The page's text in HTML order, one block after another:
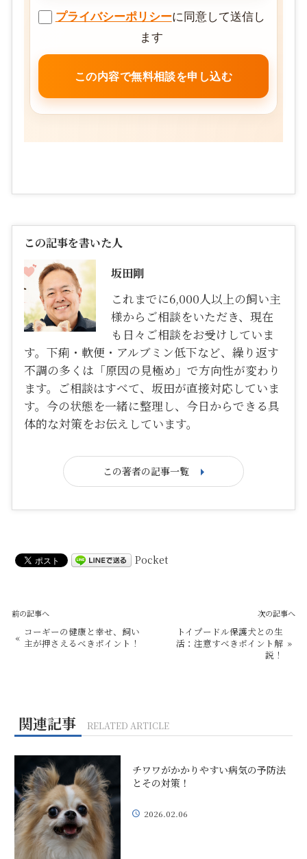
プライバシーポリシーに同意して送信し
ます
この記事を書いた人
坂田剛
これまでに6,000人以上の飼い主
様からご相談をいただき、現在
も日々ご相談をお受けしていま
す。下痢・軟便・アルブミン低下など、繰り返す
不調の多くは「原因の見極め」で方向性が変わり
ます。ご相談はすべて、坂田が直接対応していま
す。今の状態を一緒に整理し、今日からできる具
体的な対策をお伝えしています。
この著者の記事一覧
Pocket
前の記事へ
« コーギーの健康と幸せ、飼い
主が押さえるべきポイント！
次の記事へ
トイプードル保護犬との生
活：注意すべきポイント解
説！
»
関連記事 RELATED ARTICLE
チワワがかかりやすい病気の予防法
とその対策！
2026.02.06